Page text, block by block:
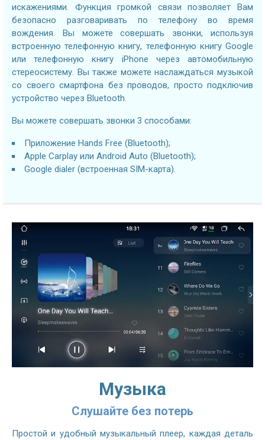
искажениями. Функция громкой связи позволяет Вам
безопасно разговаривать по телефону во время
вождения. Вы можете совершать звонки, используя
встроенную телефонную книгу, телефонную книгу Google
или телефонную книгу iPhone через автомобильную
стереосистему. Вы также можете наслаждаться музыкой
со своего смартфона без проводов, просто подключив
устройство через Bluetooth.
Вы можете совершать звонки 3 способами:
Приложение Hands Free (Bluetooth);
Apple Carplay или Android Auto (Bluetooth);
Google dialer (встроенная SIM-карта).
Музыка
Слушайте без потерь
Простой и удобный музыкальный плеер, каждая деталь